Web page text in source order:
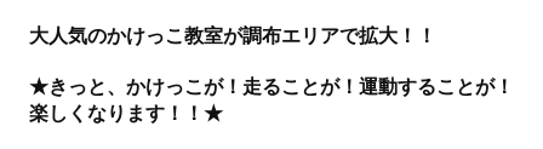
大人気のかけっこ教室が調布エリアで拡大！！
★きっと、かけっこが！走ることが！運動することが！
楽しくなります！！★